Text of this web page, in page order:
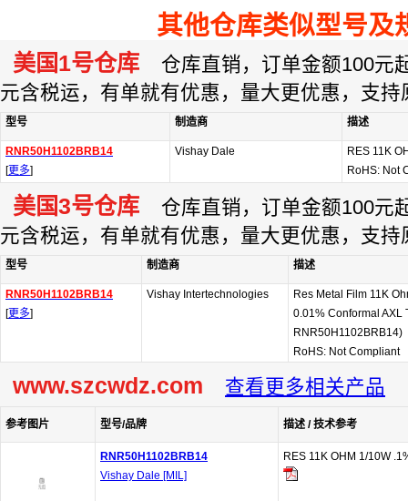
其他仓库类似型号及
美国1号仓库 仓库直销，订单金额100元
元含税运，有单就有优惠，量大更优惠，支持
型号 制造商 描述
RNR50H1102BRB14
[更多]
Vishay Dale
RES 11K
RoHS: Not
美国3号仓库 仓库直销，订单金额100元
元含税运，有单就有优惠，量大更优惠，支持
型号 制造商 描述
RNR50H1102BRB14
[更多]
Vishay Intertechnologies
Res Metal Film 11K
0.01% Conformal AXL
RNR50H1102BRB14)
RoHS: Not Compliant
www.szcwdz.com 查看更多相关产品
参考图片 型号/品牌 描述 / 技术参考
RNR50H1102BRB14
Vishay Dale [MIL]
RES 11K OHM 1/10W